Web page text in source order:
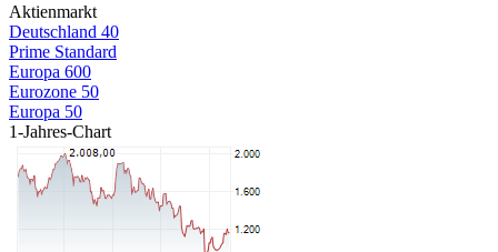
Aktienmarkt
Deutschland 40
Prime Standard
Europa 600
Eurozone 50
Europa 50
1-Jahres-Chart